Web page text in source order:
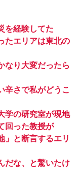
を経験してた
たエリアは東北の
なり大変だったら
辛さで私がどうこ
学の研究室が現地
回った教授が
」と断言するエリ
だな、と驚いたけ